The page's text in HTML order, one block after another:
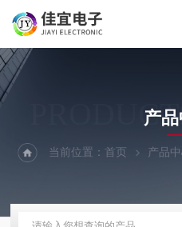
产
当前位置：首页 产品